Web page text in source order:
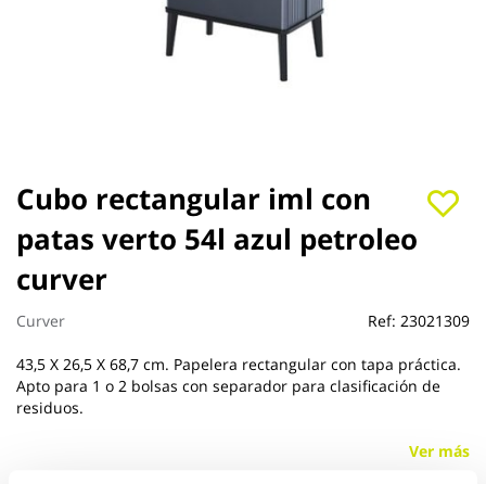
Cubo rectangular iml con
patas verto 54l azul petroleo
curver
Curver Ref: 23021309
43,5 X 26,5 X 68,7 cm. Papelera rectangular con tapa práctica.
Apto para 1 o 2 bolsas con separador para clasificación de
residuos.
Ver más
Saltar
al
comienzo
de
la
galería
de